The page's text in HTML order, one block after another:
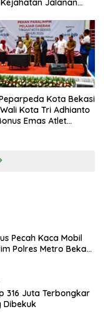
Jalanan
Kota Bekasi
Kota Tri Adhianto
Emas Atlet
Pecah Kaca Mobil
Polres Metro Bekasi
316 Juta Terbongkar
Dibekuk